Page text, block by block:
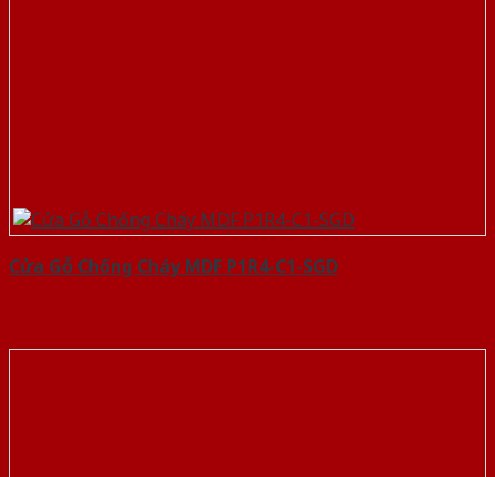
Cửa Gỗ Chống Cháy MDF P1R4-C1-SGD